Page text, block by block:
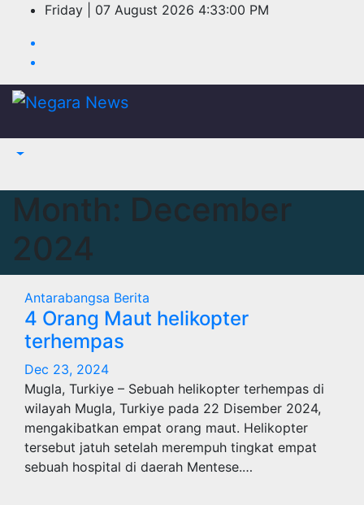
content
Friday | 07 August 2026 4:33:00 PM
Month: December
2024
Antarabangsa Berita
4 Orang Maut helikopter
terhempas
Dec 23, 2024
Mugla, Turkiye – Sebuah helikopter terhempas di
wilayah Mugla, Turkiye pada 22 Disember 2024,
mengakibatkan empat orang maut. Helikopter
tersebut jatuh setelah merempuh tingkat empat
sebuah hospital di daerah Mentese.…